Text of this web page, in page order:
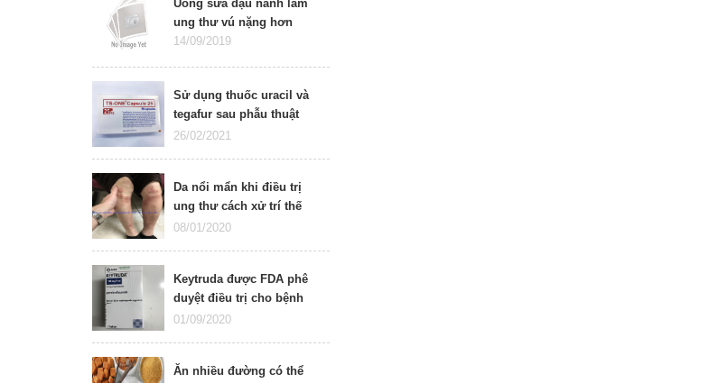
Uống sữa đậu nành làm
ung thư vú nặng hơn
14/09/2019
Sử dụng thuốc uracil và
tegafur sau phẫu thuật
cho bệnh nhân bị ung thư
26/02/2021
Da nổi mẩn khi điều trị
ung thư cách xử trí thế
nào?
08/01/2020
Keytruda được FDA phê
duyệt điều trị cho bệnh
nhân ung thư có mức độ
01/09/2020
Ăn nhiều đường có thể